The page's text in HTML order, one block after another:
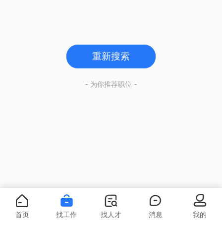
重新搜索
- 为你推荐职位 -
首页 找工作 找人才 消息 我的